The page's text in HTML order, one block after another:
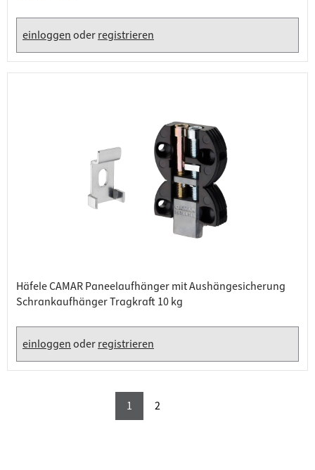
einloggenoderregistrieren
Häfele CAMAR Paneelaufhänger mit Aushängesicherung
Schrankaufhänger Tragkraft 10 kg
einloggenoderregistrieren
1 2